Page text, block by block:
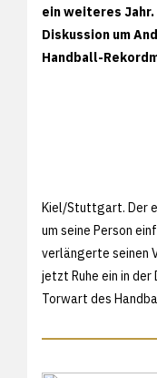
ein weiteres
Diskussion um
Handball-
Kiel/Stuttgart. Der
um seine Person
verlängerte seinen
jetzt Ruhe ein in der
Torwart des